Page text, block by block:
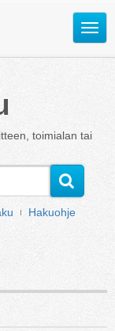
Avaa
toimialan tai
Hakuohje